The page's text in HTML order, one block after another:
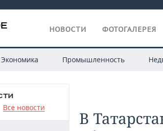
НОВОСТИ ФОТОГАЛЕРЕЯ
Экономика Промышленность
Все новости
В